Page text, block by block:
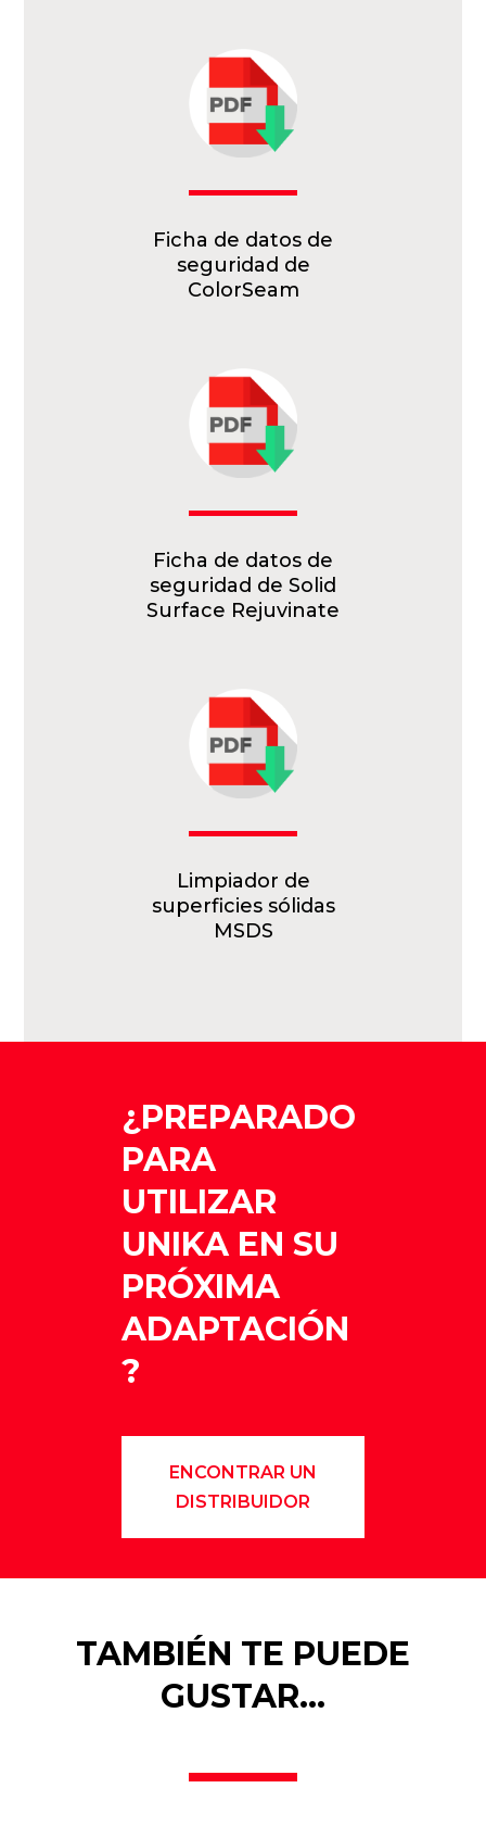
Ficha de datos de
seguridad de
ColorSeam
Ficha de datos de
seguridad de Solid
Surface Rejuvinate
Limpiador de
superficies sólidas
MSDS
¿PREPARADO
PARA
UTILIZAR
UNIKA EN SU
PRÓXIMA
ADAPTACIÓN
?
ENCONTRAR UN
DISTRIBUIDOR
TAMBIÉN TE PUEDE
GUSTAR…